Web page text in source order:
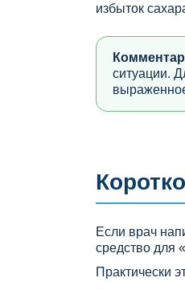
избыток
ситуации.
Если врач
средство для
Практически